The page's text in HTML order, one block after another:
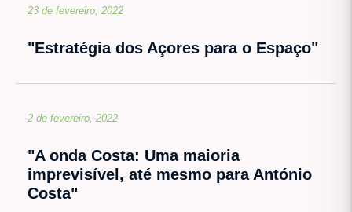
23 de fevereiro, 2022
"Estratégia dos Açores para o Espaço"
2 de fevereiro, 2022
"A onda Costa: Uma maioria
imprevisível, até mesmo para António
Costa"